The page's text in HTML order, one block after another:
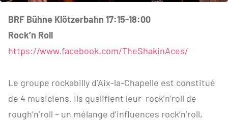
BRF Bühne Klötzerbahn 17:15-18:00
Rock’n Roll
https://www.facebook.com/TheShakinAces/
Le groupe rockabilly d’Aix-la-Chapelle est constitué
de 4 musiciens. Ils qualifient leur rock’n’roll de
rough’n’roll – un mélange d’influences rock’n’roll,